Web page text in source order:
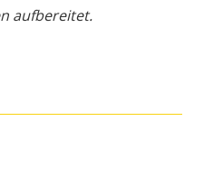
aufbereitet.